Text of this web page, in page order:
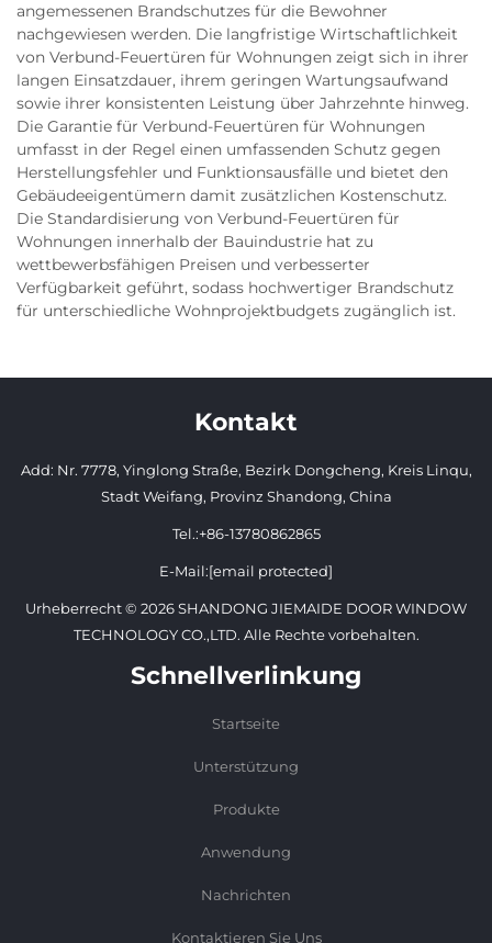
angemessenen Brandschutzes für die Bewohner
nachgewiesen werden. Die langfristige Wirtschaftlichkeit
von Verbund-Feuertüren für Wohnungen zeigt sich in ihrer
langen Einsatzdauer, ihrem geringen Wartungsaufwand
sowie ihrer konsistenten Leistung über Jahrzehnte hinweg.
Die Garantie für Verbund-Feuertüren für Wohnungen
umfasst in der Regel einen umfassenden Schutz gegen
Herstellungsfehler und Funktionsausfälle und bietet den
Gebäudeeigentümern damit zusätzlichen Kostenschutz.
Die Standardisierung von Verbund-Feuertüren für
Wohnungen innerhalb der Bauindustrie hat zu
wettbewerbsfähigen Preisen und verbesserter
Verfügbarkeit geführt, sodass hochwertiger Brandschutz
für unterschiedliche Wohnprojektbudgets zugänglich ist.
Kontakt
Add: Nr. 7778, Yinglong Straße, Bezirk Dongcheng, Kreis Linqu,
Stadt Weifang, Provinz Shandong, China
Tel.:+86-13780862865
E-Mail:[email protected]
Urheberrecht © 2026 SHANDONG JIEMAIDE DOOR WINDOW
TECHNOLOGY CO.,LTD. Alle Rechte vorbehalten.
Schnellverlinkung
Startseite
Unterstützung
Produkte
Anwendung
Nachrichten
Kontaktieren Sie Uns